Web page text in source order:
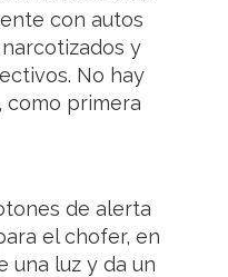
con autos
y
No hay
como primera
de alerta
el chofer, en
una luz y da un